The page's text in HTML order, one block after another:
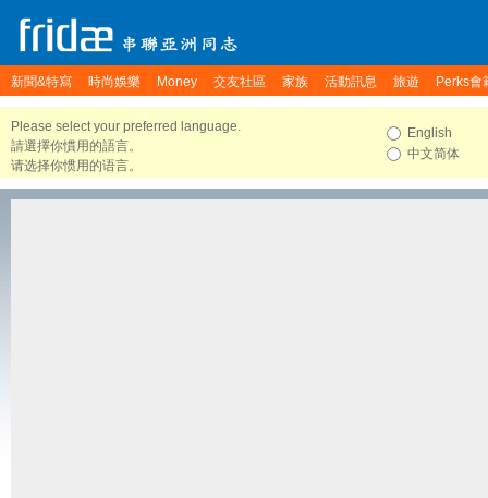
新聞&特寫 時尚娛樂 Money 交友社區 家族 活動訊息 旅遊 Perks會
Please select your preferred language.
請選擇你慣用的語言。
请选择你惯用的语言。
English
中文简体